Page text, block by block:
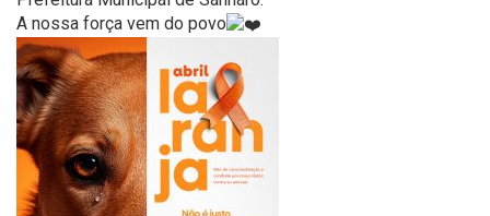
A nossa força vem do povo